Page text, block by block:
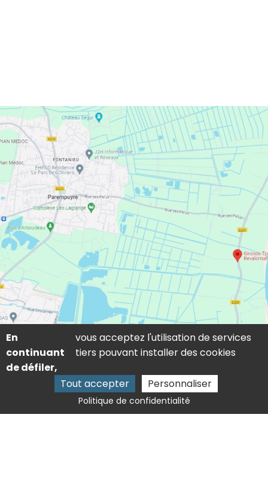
En
continuant
de défiler,
vous acceptez l'utilisation de services
tiers pouvant installer des cookies
Tout accepter Personnaliser
Politique de confidentialité